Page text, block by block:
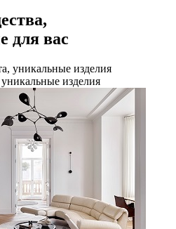
для вас
изделия